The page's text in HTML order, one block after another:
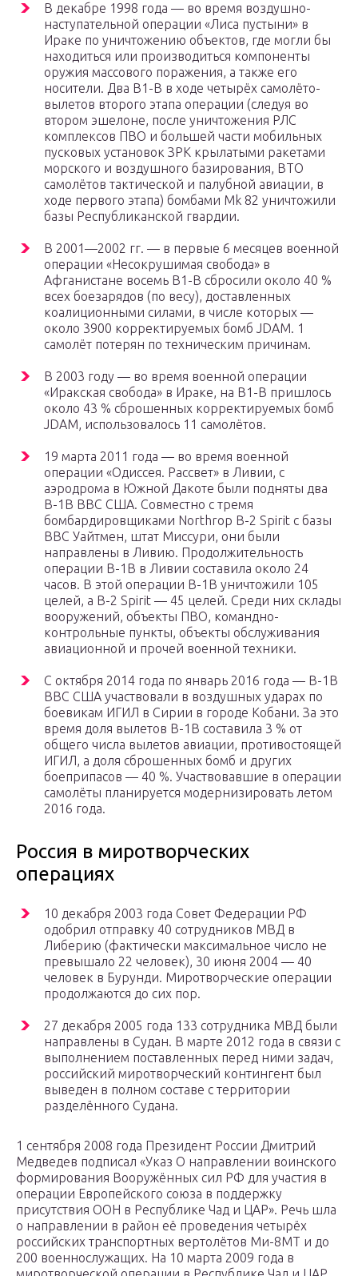
В декабре 1998 года — во время воздушно-
наступательной операции «Лиса пустыни» в
Ираке по уничтожению объектов, где могли бы
находиться или производиться компоненты
оружия массового поражения, а также его
носители. Два B1-B в ходе четырёх самолёто-
вылетов второго этапа операции (следуя во
втором эшелоне, после уничтожения РЛС
комплексов ПВО и большей части мобильных
пусковых установок ЗРК крылатыми ракетами
морского и воздушного базирования, ВТО
самолётов тактической и палубной авиации, в
ходе первого этапа) бомбами Mk 82 уничтожили
базы Республиканской гвардии.
В 2001—2002 гг. — в первые 6 месяцев военной
операции «Несокрушимая свобода» в
Афганистане восемь B1-B сбросили около 40 %
всех боезарядов (по весу), доставленных
коалиционными силами, в числе которых —
около 3900 корректируемых бомб JDAM. 1
самолёт потерян по техническим причинам.
В 2003 году — во время военной операции
«Иракская свобода» в Ираке, на B1-B пришлось
около 43 % сброшенных корректируемых бомб
JDAM, использовалось 11 самолётов.
19 марта 2011 года — во время военной
операции «Одиссея. Рассвет» в Ливии, с
аэродрома в Южной Дакоте были подняты два
B-1B ВВС США. Совместно с тремя
бомбардировщиками Northrop B-2 Spirit с базы
ВВС Уайтмен, штат Миссури, они были
направлены в Ливию. Продолжительность
операции B-1B в Ливии составила около 24
часов. В этой операции B-1B уничтожили 105
целей, а B-2 Spirit — 45 целей. Среди них склады
вооружений, объекты ПВО, командно-
контрольные пункты, объекты обслуживания
авиационной и прочей военной техники.
С октября 2014 года по январь 2016 года — B-1B
ВВС США участвовали в воздушных ударах по
боевикам ИГИЛ в Сирии в городе Кобани. За это
время доля вылетов B-1B составила 3 % от
общего числа вылетов авиации, противостоящей
ИГИЛ, а доля сброшенных бомб и других
боеприпасов — 40 %. Участвовавшие в операции
самолёты планируется модернизировать летом
2016 года.
Россия в миротворческих
операциях
10 декабря 2003 года Совет Федерации РФ
одобрил отправку 40 сотрудников МВД в
Либерию (фактически максимальное число не
превышало 22 человек), 30 июня 2004 — 40
человек в Бурунди. Миротворческие операции
продолжаются до сих пор.
27 декабря 2005 года 133 сотрудника МВД были
направлены в Судан. В марте 2012 года в связи с
выполнением поставленных перед ними задач,
российский миротворческий контингент был
выведен в полном составе с территории
разделённого Судана.
1 сентября 2008 года Президент России Дмитрий
Медведев подписал «Указ О направлении воинского
формирования Вооружённых сил РФ для участия в
операции Европейского союза в поддержку
присутствия ООН в Республике Чад и ЦАР». Речь шла
о направлении в район её проведения четырёх
российских транспортных вертолётов Ми-8МТ и до
200 военнослужащих. На 10 марта 2009 года в